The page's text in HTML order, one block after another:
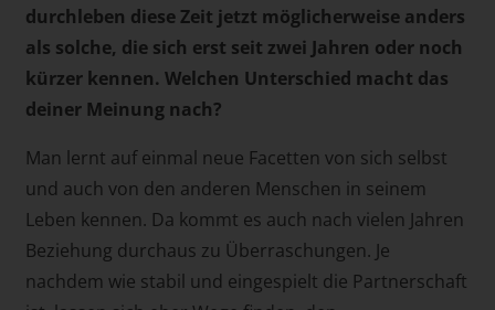
durchleben diese Zeit jetzt möglicherweise anders
als solche, die sich erst seit zwei Jahren oder noch
kürzer kennen. Welchen Unterschied macht das
deiner Meinung nach?
Man lernt auf einmal neue Facetten von sich selbst
und auch von den anderen Menschen in seinem
Leben kennen. Da kommt es auch nach vielen Jahren
Beziehung durchaus zu Überraschungen. Je
nachdem wie stabil und eingespielt die Partnerschaft